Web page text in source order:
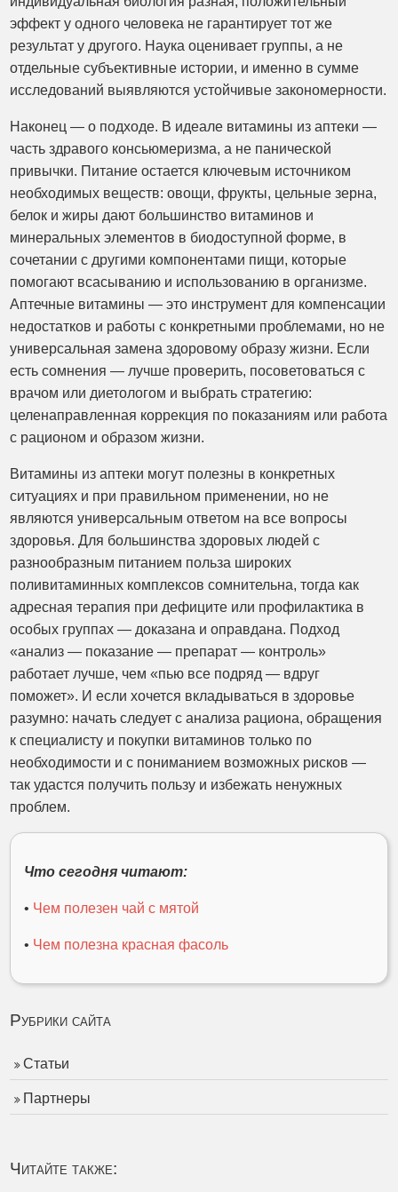
эффект у одного человека не гарантирует тот же
результат у другого. Наука оценивает группы, а не
отдельные субъективные истории, и именно в сумме
исследований выявляются устойчивые закономерности.
Наконец — о подходе. В идеале витамины из аптеки —
часть здравого консьюмеризма, а не панической
привычки. Питание остается ключевым источником
необходимых веществ: овощи, фрукты, цельные зерна,
белок и жиры дают большинство витаминов и
минеральных элементов в биодоступной форме, в
сочетании с другими компонентами пищи, которые
помогают всасыванию и использованию в организме.
Аптечные витамины — это инструмент для компенсации
недостатков и работы с конкретными проблемами, но не
универсальная замена здоровому образу жизни. Если
есть сомнения — лучше проверить, посоветоваться с
врачом или диетологом и выбрать стратегию:
целенаправленная коррекция по показаниям или работа
с рационом и образом жизни.
Витамины из аптеки могут полезны в конкретных
ситуациях и при правильном применении, но не
являются универсальным ответом на все вопросы
здоровья. Для большинства здоровых людей с
разнообразным питанием польза широких
поливитаминных комплексов сомнительна, тогда как
адресная терапия при дефиците или профилактика в
особых группах — доказана и оправдана. Подход
«анализ — показание — препарат — контроль»
работает лучше, чем «пью все подряд — вдруг
поможет». И если хочется вкладываться в здоровье
разумно: начать следует с анализа рациона, обращения
к специалисту и покупки витаминов только по
необходимости и с пониманием возможных рисков —
так удастся получить пользу и избежать ненужных
проблем.
Что сегодня читают:
• Чем полезен чай с мятой
• Чем полезна красная фасоль
Рубрики сайта
Статьи
Партнеры
Читайте также: